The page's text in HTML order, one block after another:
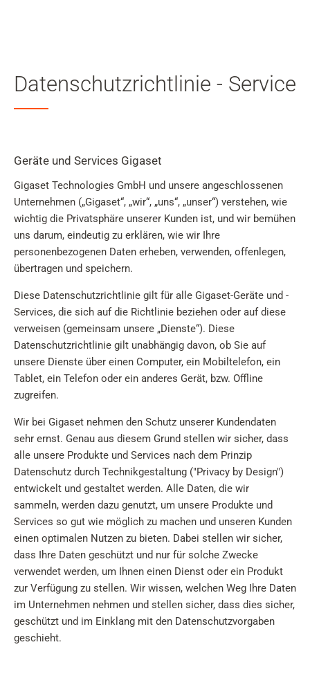
Zur Suche
Zu den Cookie Einstellungen
Warenkorb
Shift+Alt+C
Kundenkonto
Shift+Alt+A
Datenschutzrichtlinie - Service
Geräte und Services Gigaset
Gigaset Technologies GmbH und unsere angeschlossenen
Unternehmen („Gigaset“, „wir“, „uns“, „unser“) verstehen, wie
wichtig die Privatsphäre unserer Kunden ist, und wir bemühen
uns darum, eindeutig zu erklären, wie wir Ihre
personenbezogenen Daten erheben, verwenden, offenlegen,
übertragen und speichern.
Diese Datenschutzrichtlinie gilt für alle Gigaset-Geräte und -
Services, die sich auf die Richtlinie beziehen oder auf diese
verweisen (gemeinsam unsere „Dienste“). Diese
Datenschutzrichtlinie gilt unabhängig davon, ob Sie auf
unsere Dienste über einen Computer, ein Mobiltelefon, ein
Tablet, ein Telefon oder ein anderes Gerät, bzw. Offline
zugreifen.
Wir bei Gigaset nehmen den Schutz unserer Kundendaten
sehr ernst. Genau aus diesem Grund stellen wir sicher, dass
alle unsere Produkte und Services nach dem Prinzip
Datenschutz durch Technikgestaltung ("Privacy by Design")
entwickelt und gestaltet werden. Alle Daten, die wir
sammeln, werden dazu genutzt, um unsere Produkte und
Services so gut wie möglich zu machen und unseren Kunden
einen optimalen Nutzen zu bieten. Dabei stellen wir sicher,
dass Ihre Daten geschützt und nur für solche Zwecke
verwendet werden, um Ihnen einen Dienst oder ein Produkt
zur Verfügung zu stellen. Wir wissen, welchen Weg Ihre Daten
im Unternehmen nehmen und stellen sicher, dass dies sicher,
geschützt und im Einklang mit den Datenschutzvorgaben
geschieht.